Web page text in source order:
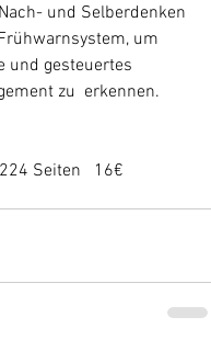
und Selberdenken
um
und gesteuertes
zu  erkennen.
Seiten   16€